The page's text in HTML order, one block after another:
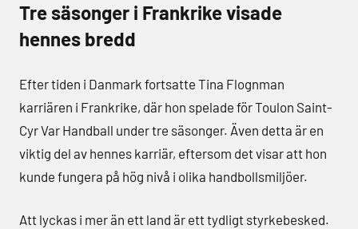
Tre säsonger i Frankrike visade
hennes bredd
Efter tiden i Danmark fortsatte Tina Flognman
karriären i Frankrike, där hon spelade för Toulon Saint-
Cyr Var Handball under tre säsonger. Även detta är en
viktig del av hennes karriär, eftersom det visar att hon
kunde fungera på hög nivå i olika handbollsmiljöer.
Att lyckas i mer än ett land är ett tydligt styrkebesked.